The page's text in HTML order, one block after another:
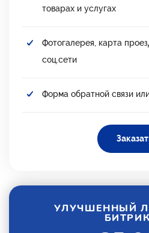
товарах и услугах
Фотогалерея, карта
соц.сети
Форма обратной связи
УЛУЧШЕННЫЙ